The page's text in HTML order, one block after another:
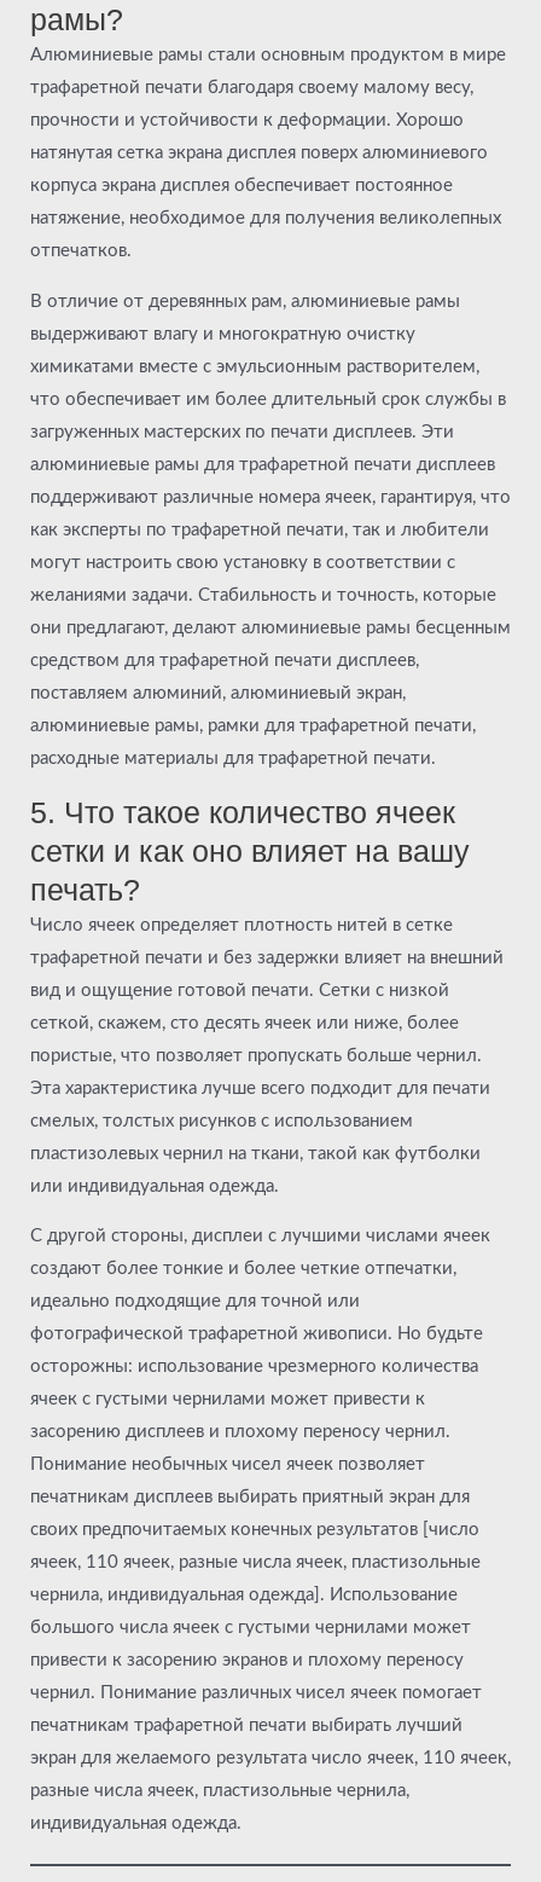
рамы?
Алюминиевые рамы стали основным продуктом в мире
трафаретной печати благодаря своему малому весу,
прочности и устойчивости к деформации. Хорошо
натянутая сетка экрана дисплея поверх алюминиевого
корпуса экрана дисплея обеспечивает постоянное
натяжение, необходимое для получения великолепных
отпечатков.
В отличие от деревянных рам, алюминиевые рамы
выдерживают влагу и многократную очистку
химикатами вместе с эмульсионным растворителем,
что обеспечивает им более длительный срок службы в
загруженных мастерских по печати дисплеев. Эти
алюминиевые рамы для трафаретной печати дисплеев
поддерживают различные номера ячеек, гарантируя, что
как эксперты по трафаретной печати, так и любители
могут настроить свою установку в соответствии с
желаниями задачи. Стабильность и точность, которые
они предлагают, делают алюминиевые рамы бесценным
средством для трафаретной печати дисплеев,
поставляем алюминий, алюминиевый экран,
алюминиевые рамы, рамки для трафаретной печати,
расходные материалы для трафаретной печати.
5. Что такое количество ячеек
сетки и как оно влияет на вашу
печать?
Число ячеек определяет плотность нитей в сетке
трафаретной печати и без задержки влияет на внешний
вид и ощущение готовой печати. Сетки с низкой
сеткой, скажем, сто десять ячеек или ниже, более
пористые, что позволяет пропускать больше чернил.
Эта характеристика лучше всего подходит для печати
смелых, толстых рисунков с использованием
пластизолевых чернил на ткани, такой как футболки
или индивидуальная одежда.
С другой стороны, дисплеи с лучшими числами ячеек
создают более тонкие и более четкие отпечатки,
идеально подходящие для точной или
фотографической трафаретной живописи. Но будьте
осторожны: использование чрезмерного количества
ячеек с густыми чернилами может привести к
засорению дисплеев и плохому переносу чернил.
Понимание необычных чисел ячеек позволяет
печатникам дисплеев выбирать приятный экран для
своих предпочитаемых конечных результатов [число
ячеек, 110 ячеек, разные числа ячеек, пластизольные
чернила, индивидуальная одежда]. Использование
большого числа ячеек с густыми чернилами может
привести к засорению экранов и плохому переносу
чернил. Понимание различных чисел ячеек помогает
печатникам трафаретной печати выбирать лучший
экран для желаемого результата число ячеек, 110 ячеек,
разные числа ячеек, пластизольные чернила,
индивидуальная одежда.